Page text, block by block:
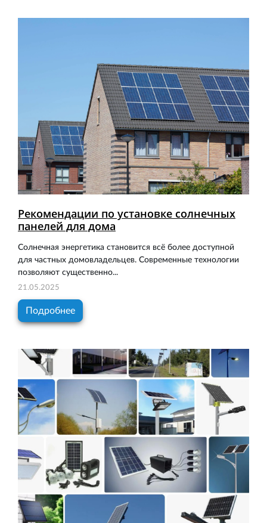
Рекомендации по установке солнечных
панелей для дома
Солнечная энергетика становится всё более доступной
для частных домовладельцев. Современные технологии
позволяют существенно...
21.05.2025
Подробнее